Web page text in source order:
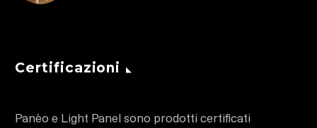
Certificazioni
Panèo e Light Panel sono prodotti certificati